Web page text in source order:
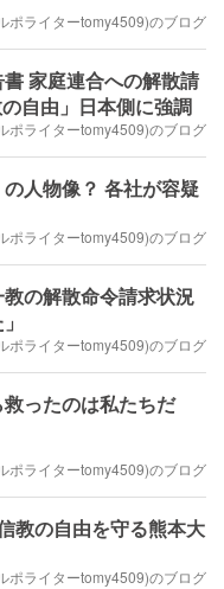
ポライターtomy4509)のブログ
家庭連合への解散請
自由」日本側に強調
ポライターtomy4509)のブログ
人物像？ 各社が容疑
ポライターtomy4509)のブログ
の解散命令請求状況
ポライターtomy4509)のブログ
ったのは私たちだ
ポライターtomy4509)のブログ
教の自由を守る熊本大
ポライターtomy4509)のブログ